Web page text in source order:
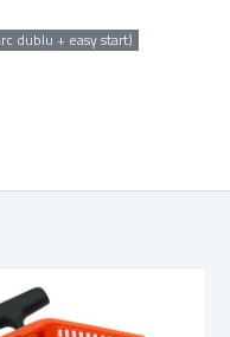
dublu + easy start)